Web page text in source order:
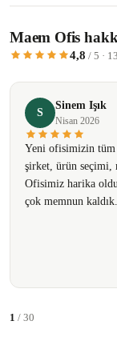
Maem Ofis
4,8 / 5 ·
S
Sinem Işık
Nisan 2026
Yeni ofisimizin tüm
şirket, ürün seçimi,
Ofisimiz harika
çok memnun kaldık.
1 / 30